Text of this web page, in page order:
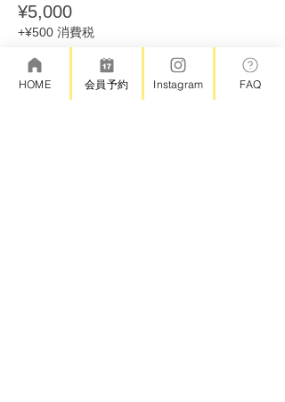
¥5,000
+¥500 消費税
HOME 会員予約 Instagram FAQ